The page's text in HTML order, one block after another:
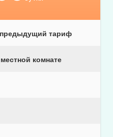
тариф
комнате